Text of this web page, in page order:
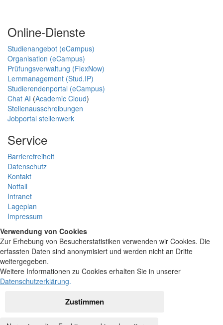
Online-Dienste
Studienangebot (eCampus)
Organisation (eCampus)
Prüfungsverwaltung (FlexNow)
Lernmanagement (Stud.IP)
Studierendenportal (eCampus)
Chat AI (Academic Cloud)
Stellenausschreibungen
Jobportal stellenwerk
Service
Barrierefreiheit
Datenschutz
Kontakt
Notfall
Intranet
Lageplan
Impressum
Verwendung von Cookies
Zur Erhebung von Besucherstatistiken verwenden wir Cookies. Die
erfassten Daten sind anonymisiert und werden nicht an Dritte
weitergegeben.
Weitere Informationen zu Cookies erhalten Sie in unserer
Datenschutzerklärung.
Zustimmen